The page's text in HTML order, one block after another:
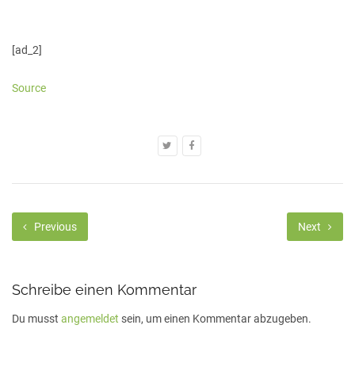
[ad_2]
Source
Previous Next
Schreibe einen Kommentar
Du musst angemeldet sein, um einen Kommentar abzugeben.